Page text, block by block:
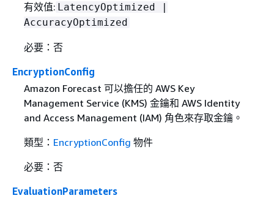
有效值: LatencyOptimized |
AccuracyOptimized
必要：否
EncryptionConfig
Amazon Forecast 可以擔任的 AWS Key
Management Service (KMS) 金鑰和 AWS Identity
and Access Management (IAM) 角色來存取金鑰。
類型： EncryptionConfig 物件
必要：否
EvaluationParameters